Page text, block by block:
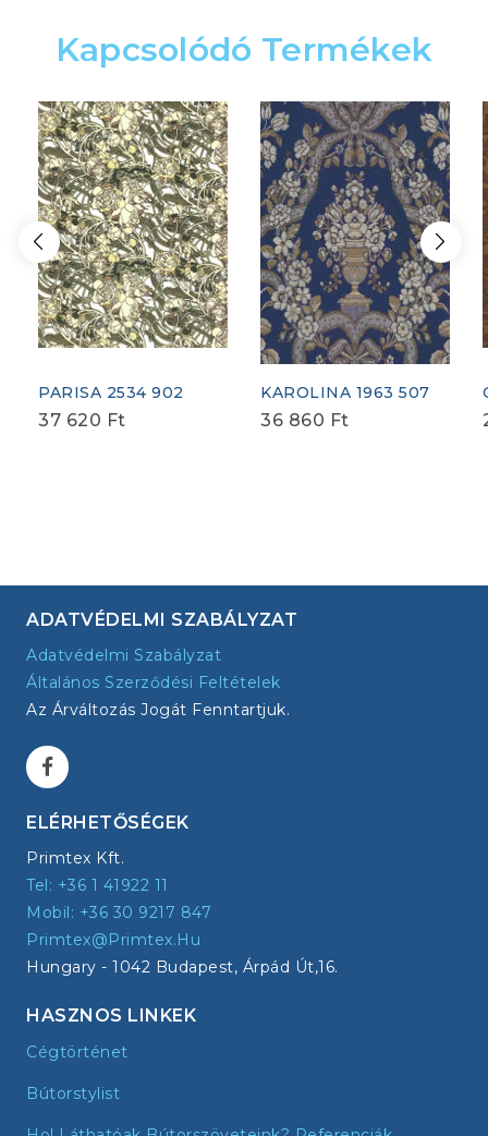
Kapcsolódó Termékek
PARISA 2534 902
37 620 Ft
KAROLINA 1963 507
36 860 Ft
ADATVÉDELMI SZABÁLYZAT
Adatvédelmi Szabályzat
Általános Szerződési Feltételek
Az Árváltozás Jogát Fenntartjuk.
ELÉRHETŐSÉGEK
Primtex Kft.
Tel: +36 1 41922 11
Mobil: +36 30 9217 847
Primtex@primtex.hu
Hungary - 1042 Budapest, Árpád Út,16.
HASZNOS LINKEK
Cégtörténet
Bútorstylist